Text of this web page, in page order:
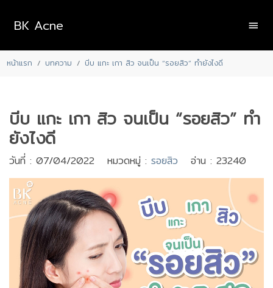
BK Acne
หน้าแรก บทความ บีบ แกะ เกา สิว จนเป็น “รอยสิว” ทำยังไงดี
บีบ แกะ เกา สิว จนเป็น “รอยสิว” ทำ
ยังไงดี
วันที่ : 07/04/2022 หมวดหมู่ : รอยสิว อ่าน : 23240